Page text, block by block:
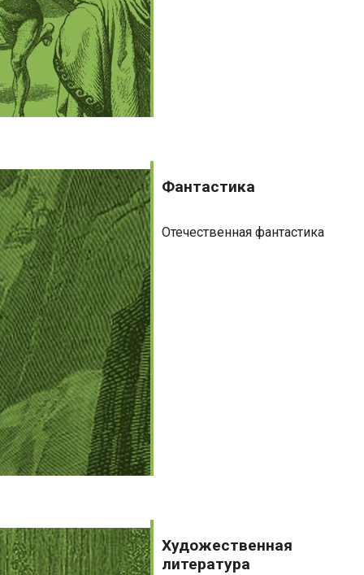
Фантастика
Фантастика
Отечественная фантастика
Художественная
литература
Художественная
литература